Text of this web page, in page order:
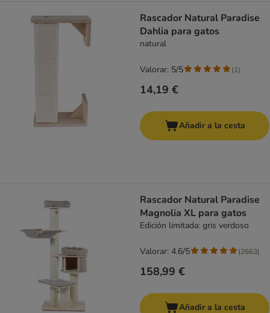
Rascador Natural Paradise
Dahlia para gatos
natural
14,19 €
Valorar: 5/5 (1)
Añadir a la cesta
Rascador Natural Paradise
Magnolia XL para gatos
Edición limitada: gris verdoso
158,99 €
Valorar: 4.6/5 (2663)
Añadir a la cesta